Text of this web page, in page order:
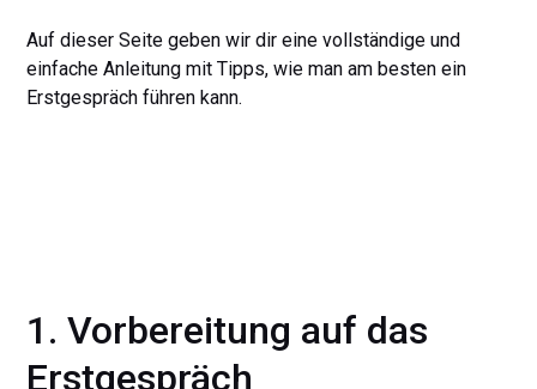
Auf dieser Seite geben wir dir eine vollständige und
einfache Anleitung mit Tipps, wie man am besten ein
Erstgespräch führen kann.
1. Vorbereitung auf das
Erstgespräch